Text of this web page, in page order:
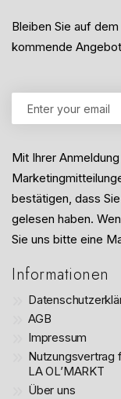
Bleiben Sie auf
kommende
Mit Ihrer
bestätigen, dass
gelesen haben.
Sie uns bitte eine
Informationen
AGB
Impressum
Nutzungsvertrag
LA OL’MARKT
Über uns